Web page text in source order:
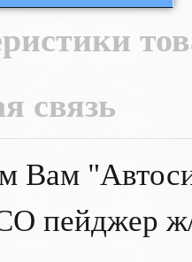
связь
Вам
пейджер